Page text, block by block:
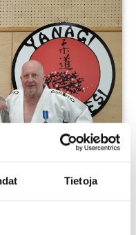
Tietoja